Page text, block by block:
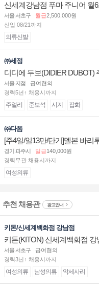
신세계강남점 푸마 주니어 월
서울 서초구 월급2,500,000원
신입 08/21까지
의류신발
㈜세정
디디에 두보(DIDIER DUBOT)
서울 지점
급여협의
경력5년↑ 채용시까지
주얼리 준보석 시계 잡화
㈜다폼
[주4일/일13만/단기]멜본 바리
경기 파주시 일급140,000원
경력무관 채용시까지
여성의류
추천 채용관 광고안내
키톤/신세계백화점 강남점
키톤(KITON) 신세계백화점
서울 서초구
급여협의
경력3년↑ 채용시까지
여성의류 남성의류 악세사리